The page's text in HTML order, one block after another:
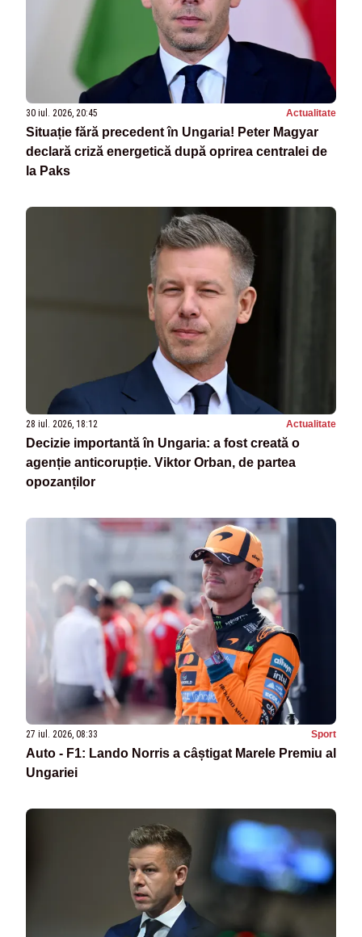
30 iul. 2026, 20:45 Actualitate
Situație fără precedent în Ungaria! Peter Magyar
declară criză energetică după oprirea centralei de
la Paks
28 iul. 2026, 18:12 Actualitate
Decizie importantă în Ungaria: a fost creată o
agenție anticorupție. Viktor Orban, de partea
opozanților
27 iul. 2026, 08:33 Sport
Auto - F1: Lando Norris a câștigat Marele Premiu al
Ungariei